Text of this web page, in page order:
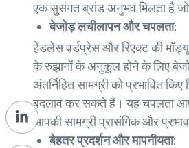
एक सुसंगत ब्रांड अनुभव मिलता है
बेजोड़ लचीलापन और चपलता:
हेडलेस वर्डप्रेस और रिएक्ट की
के रुझानों के अनुकूल होने के लिए
अंतर्निहित सामग्री को प्रभावित
बदलाव कर सकते हैं। यह चपलता
आपकी सामग्री प्रासंगिक और
बेहतर प्रदर्शन और मापनीयता: